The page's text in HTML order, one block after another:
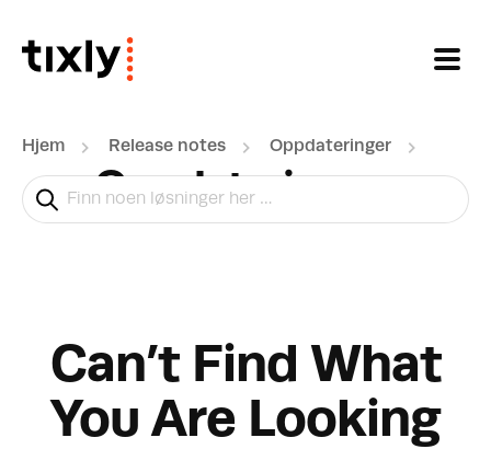
Hjem Release notes Oppdateringer
Oppdateringer
Can’t Find What
You Are Looking